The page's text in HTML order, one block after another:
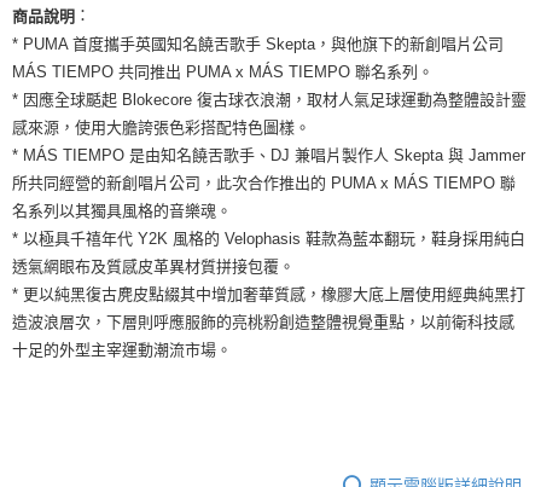
２．便利：只要手機號碼，簡訊認證，即可結帳。
３．安心：先確認商品／服務後，再付款。
１．於結帳方式選擇「AFTEE先享後付」後，將跳轉至「AFTEE先享後付」
結帳頁面，進行簡訊認證並確認金額後，即可完成結帳。
２．訂單成立數日內，您將收到繳費通知簡訊。
３．收到繳費通知簡訊後14天內，點擊此簡訊中的連結，可透過四大超商／
ATM／網路銀行／等多元方式進行付款，方視為交易完成。
※ 請注意：結帳手續完成當下不需立刻繳費，但若您需要取消訂單，請聯絡
購買商品的店家。未經商家同意取消之訂單仍視為有效，需透過AFTEE先享
後付繳納相關費用。
是否繳費成功／繳費後需取消欲退款等相關疑問，請聯繫「AFTEE先享後付
客戶支援中心」https://netprotections.freshdesk.com/support/home
運送方式
全家取貨付款
每筆NT$60，滿NT$1,500(含以上)免運費
付款後全家取貨
每筆NT$60，滿NT$1,500(含以上)免運費
7-11取貨付款
每筆NT$60，滿NT$1,500(含以上)免運費
付款後7-11取貨
每筆NT$60，滿NT$1,500(含以上)免運費
宅配
商品說明 ：
* PUMA 首度攜手英國知名饒舌歌手 Skepta，與他旗下的新創唱片公司
MÁS TIEMPO 共同推出 PUMA x MÁS TIEMPO 聯名系列。
* 因應全球颳起 Blokecore 復古球衣浪潮，取材人氣足球運動為整體設計靈
感來源，使用大膽誇張色彩搭配特色圖樣。
* MÁS TIEMPO 是由知名饒舌歌手、DJ 兼唱片製作人 Skepta 與 Jammer
所共同經營的新創唱片公司，此次合作推出的 PUMA x MÁS TIEMPO 聯
名系列以其獨具風格的音樂魂。
* 以極具千禧年代 Y2K 風格的 Velophasis 鞋款為藍本翻玩，鞋身採用純白
透氣網眼布及質感皮革異材質拼接包覆。
* 更以純黑復古麂皮點綴其中增加奢華質感，橡膠大底上層使用經典純黑打
造波浪層次，下層則呼應服飾的亮桃粉創造整體視覺重點，以前衛科技感
十足的外型主宰運動潮流市場。